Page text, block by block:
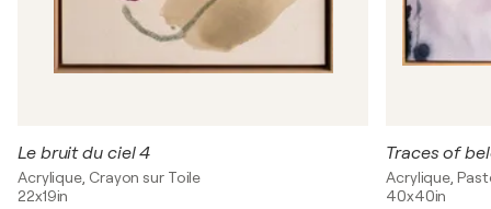
Le bruit du ciel 4
Acrylique, Crayon sur Toile
22x19in
Traces of
Acrylique,
40x40in